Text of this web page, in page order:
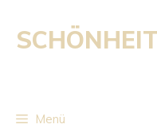
Inhalt
springen
Menü